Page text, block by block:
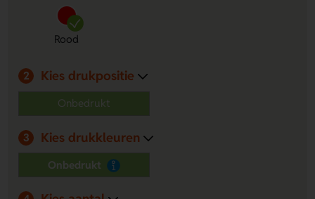
Ruimte voor bedrukking
naam of eigen ontwerp laten aanbrengen op het rode
gedeelte.
van polyester en is ideaal voor kerstvieringen en
promoties.
Rood
2 Kies drukpositie
Onbedrukt
3 Kies drukkleuren
Onbedrukt